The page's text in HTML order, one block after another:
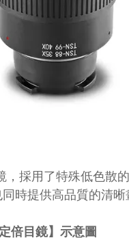
，採用了特殊低色散的
時提供高品質的清晰
倍目鏡】示意圖